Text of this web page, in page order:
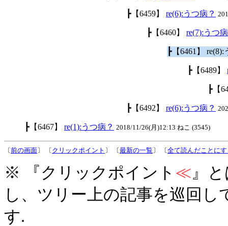
┣【6459】 re(6):うつ病？
┣【6460】 re(7):うつ
┣【6461】
┣【6489】
┣【
┣【6492】 re(6):うつ病？
┣【6467】 re(1):うつ病？ 2018/11/26(月)12:13 ねこ (3545)
〔前の画面〕 〔 クリックポイント 〕 〔最新の一覧 〕 〔全て読んだことに
※ 『クリックポイント ≪』
し、ツリー上の記事を巡回
す.